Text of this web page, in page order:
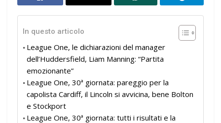
In questo articolo
League One, le dichiarazioni del manager
dell’Huddersfield, Liam Manning: “Partita
emozionante”
League One, 30ª giornata: pareggio per la
capolista Cardiff, il Lincoln si avvicina, bene Bolton
e Stockport
League One, 30ª giornata: tutti i risultati e la